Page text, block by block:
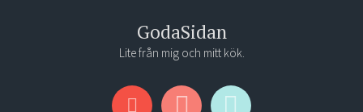
GodaSidan
Lite från mig och mitt kök.